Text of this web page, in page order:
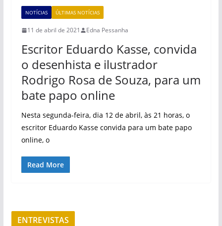
NOTÍCIAS ÚLTIMAS NOTÍCIAS
11 de abril de 2021 Edna Pessanha
Escritor Eduardo Kasse, convida
o desenhista e ilustrador
Rodrigo Rosa de Souza, para um
bate papo online
Nesta segunda-feira, dia 12 de abril, às 21 horas, o
escritor Eduardo Kasse convida para um bate papo
online, o
Read More
ENTREVISTAS